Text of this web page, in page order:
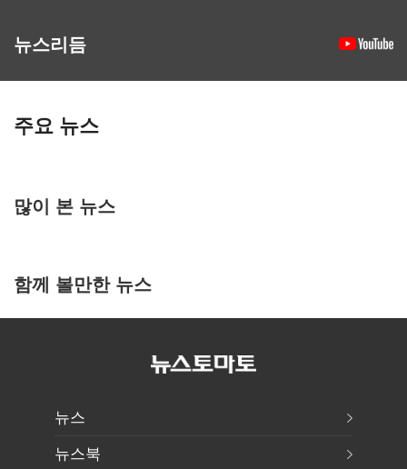
뉴스리듬
주요 뉴스
많이 본 뉴스
함께 볼만한 뉴스
뉴스
뉴스북